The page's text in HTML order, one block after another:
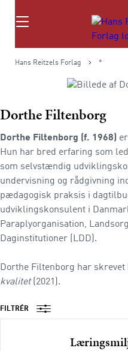
Søg
Hans Reitzels Forlag *
Dorthe Filtenborg
Dorthe Filtenborg (f. 1968)
Hun har bred erfaring som
som selvstændig
undervisning og rådgivning
pædagogisk praksis i
udviklingskonsulent i
Paraplyorganisation,
Daginstitutioner (LDD).
Dorthe Filtenborg har skrevet
kvalitet (2021).
FILTRÉR